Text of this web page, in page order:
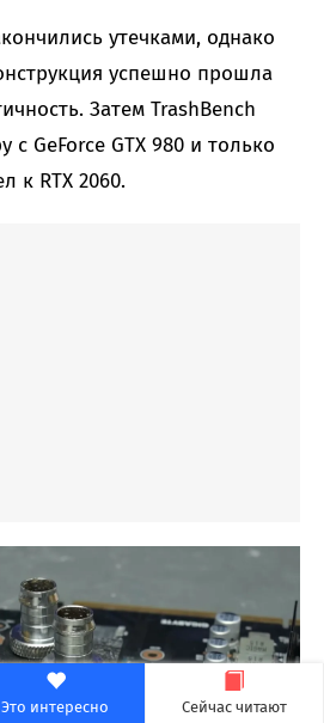
Это интересно Сейчас читают
утечками, однако
успешно прошла
Затем TrashBench
с GeForce GTX 980 и только
к RTX 2060.